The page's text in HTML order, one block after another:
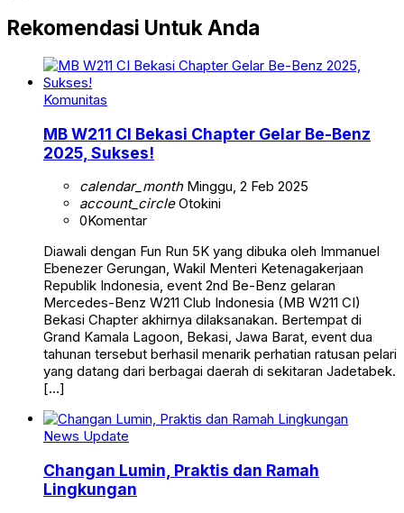
Rekomendasi Untuk Anda
Komunitas
MB W211 CI Bekasi Chapter Gelar Be-Benz
2025, Sukses!
calendar_monthMinggu, 2 Feb 2025
account_circleOtokini
0Komentar
Diawali dengan Fun Run 5K yang dibuka oleh Immanuel
Ebenezer Gerungan, Wakil Menteri Ketenagakerjaan
Republik Indonesia, event 2nd Be-Benz gelaran
Mercedes-Benz W211 Club Indonesia (MB W211 CI)
Bekasi Chapter akhirnya dilaksanakan. Bertempat di
Grand Kamala Lagoon, Bekasi, Jawa Barat, event dua
tahunan tersebut berhasil menarik perhatian ratusan pelari
yang datang dari berbagai daerah di sekitaran Jadetabek.
[…]
News Update
Changan Lumin, Praktis dan Ramah
Lingkungan